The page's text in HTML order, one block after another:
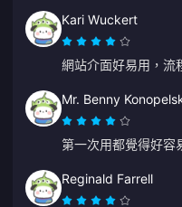
Kari Wuckert
網站介面好易用，流
Mr. Benny
第一次用都覺得好容
Reginald Farrell